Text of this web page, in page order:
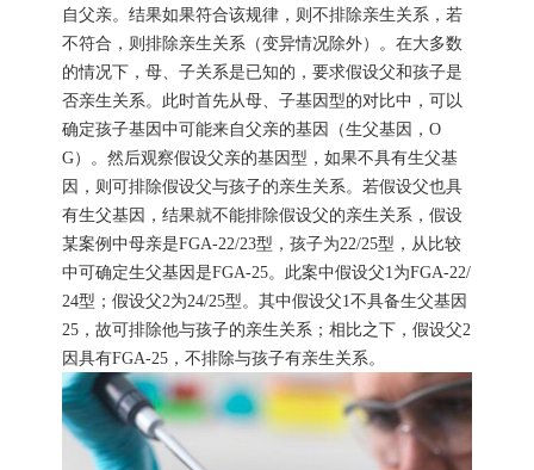
自父亲。结果如果符合该规律，则不排除亲生关系，若
不符合，则排除亲生关系（变异情况除外）。在大多数
的情况下，母、子关系是已知的，要求假设父和孩子是
否亲生关系。此时首先从母、子基因型的对比中，可以
确定孩子基因中可能来自父亲的基因（生父基因，O
G）。然后观察假设父亲的基因型，如果不具有生父基
因，则可排除假设父与孩子的亲生关系。若假设父也具
有生父基因，结果就不能排除假设父的亲生关系，假设
某案例中母亲是FGA-22/23型，孩子为22/25型，从比较
中可确定生父基因是FGA-25。此案中假设父1为FGA-22/
24型；假设父2为24/25型。其中假设父1不具备生父基因
25，故可排除他与孩子的亲生关系；相比之下，假设父2
因具有FGA-25，不排除与孩子有亲生关系。